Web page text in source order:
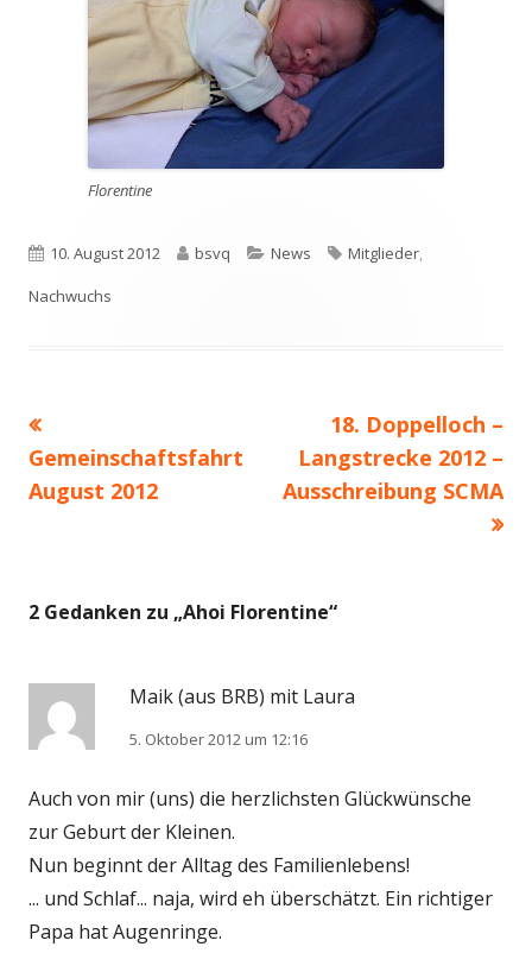
Florentine
Veröffentlicht
am
10. August 2012 Autor
bsvq Kategorien
News Schlagwörter
Mitglieder,
Nachwuchs
Beitragsnavigation
Beitrag:
Gemeinschaftsfahrt
August 2012
Nächster
Beitrag
18. Doppelloch –
Langstrecke 2012 –
Ausschreibung SCMA
2 Gedanken zu „Ahoi Florentine“
Maik (aus BRB) mit Laura
5. Oktober 2012 um 12:16
Auch von mir (uns) die herzlichsten Glückwünsche
zur Geburt der Kleinen.
Nun beginnt der Alltag des Familienlebens!
... und Schlaf... naja, wird eh überschätzt. Ein richtiger
Papa hat Augenringe.